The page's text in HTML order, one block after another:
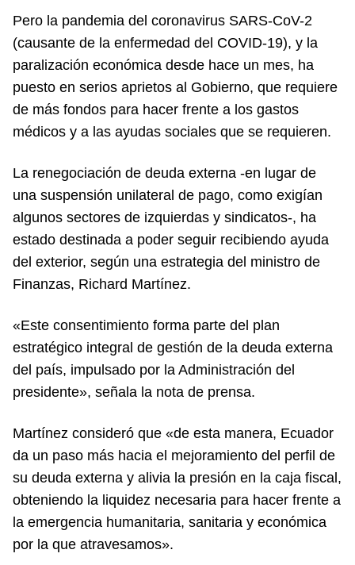
Pero la pandemia del coronavirus SARS-CoV-2
(causante de la enfermedad del COVID-19), y la
paralización económica desde hace un mes, ha
puesto en serios aprietos al Gobierno, que requiere
de más fondos para hacer frente a los gastos
médicos y a las ayudas sociales que se requieren.
La renegociación de deuda externa -en lugar de
una suspensión unilateral de pago, como exigían
algunos sectores de izquierdas y sindicatos-, ha
estado destinada a poder seguir recibiendo ayuda
del exterior, según una estrategia del ministro de
Finanzas, Richard Martínez.
«Este consentimiento forma parte del plan
estratégico integral de gestión de la deuda externa
del país, impulsado por la Administración del
presidente», señala la nota de prensa.
Martínez consideró que «de esta manera, Ecuador
da un paso más hacia el mejoramiento del perfil de
su deuda externa y alivia la presión en la caja fiscal,
obteniendo la liquidez necesaria para hacer frente a
la emergencia humanitaria, sanitaria y económica
por la que atravesamos».